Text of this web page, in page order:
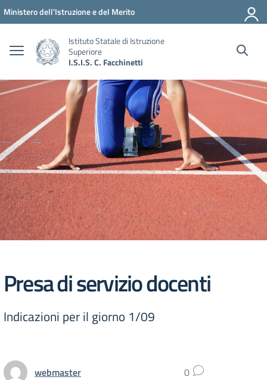
Vai ai contenuti
Vai al menu di navigazione
Vai al footer
Ministero dell'Istruzione e del Merito
Istituto Statale di Istruzione
Superiore
I.S.I.S. C. Facchinetti
Presa di servizio docenti
Indicazioni per il giorno 1/09
webmaster 0